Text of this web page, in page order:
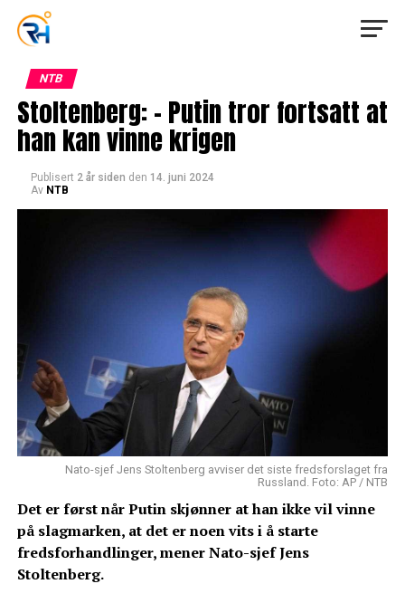
NTB
Stoltenberg: – Putin tror fortsatt at
han kan vinne krigen
Publisert 2 år siden den 14. juni 2024
Av NTB
Nato-sjef Jens Stoltenberg avviser det siste fredsforslaget fra
Russland. Foto: AP / NTB
Det er først når Putin skjønner at han ikke vil vinne
på slagmarken, at det er noen vits i å starte
fredsforhandlinger, mener Nato-sjef Jens
Stoltenberg.